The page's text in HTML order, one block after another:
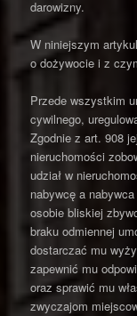
darowizny.
W niniejszym
o dożywocie i z
Przede wszystkim
cywilnego,
Zgodnie z art. 908
nieruchomości
udział w
nabywcę a
osobie bliskiej
braku odmiennej
dostarczać mu
zapewnić mu
oraz sprawić mu
zwyczajom